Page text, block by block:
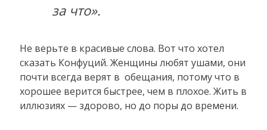
за что».
Не верьте в красивые слова. Вот что хотел
сказать Конфуций. Женщины любят ушами, они
почти всегда верят в обещания, потому что в
хорошее верится быстрее, чем в плохое. Жить в
иллюзиях — здорово, но до поры до времени.